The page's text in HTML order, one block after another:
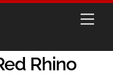
Rhino